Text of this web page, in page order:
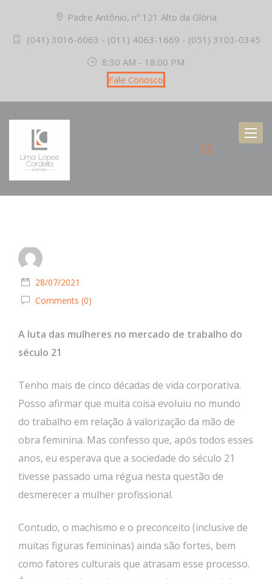
Padre Antônio, nº 121 Alto da Glória
(041) 3016-6063 - (011) 4063-1669 - (051) 3103-0345
8:30 AM - 18:00 PM
Fale Conosco
28/07/2021
Comments (0)
A luta das mulheres no mercado de trabalho do
século 21
Tenho mais de cinco décadas de vida corporativa.
Posso afirmar que muita coisa evoluiu no mundo
do trabalho em relação à valorização da mão de
obra feminina. Mas confesso que, após todos esses
anos, eu esperava que a sociedade do século 21
tivesse passado uma régua nesta questão de
desmerecer a mulher profissional.
Contudo, o machismo e o preconceito (inclusive de
muitas figuras femininas) ainda são fortes, bem
como fatores culturais que atrasam esse processo.